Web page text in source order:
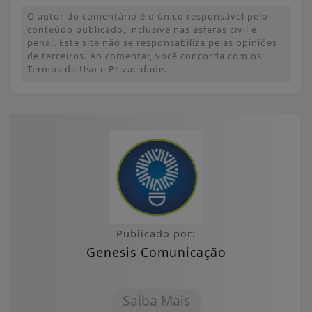
O autor do comentário é o único responsável pelo
conteúdo publicado, inclusive nas esferas civil e
penal. Este site não se responsabiliza pelas opiniões
de terceiros. Ao comentar, você concorda com os
Termos de Uso e Privacidade.
Publicado por:
Genesis Comunicação
Saiba Mais